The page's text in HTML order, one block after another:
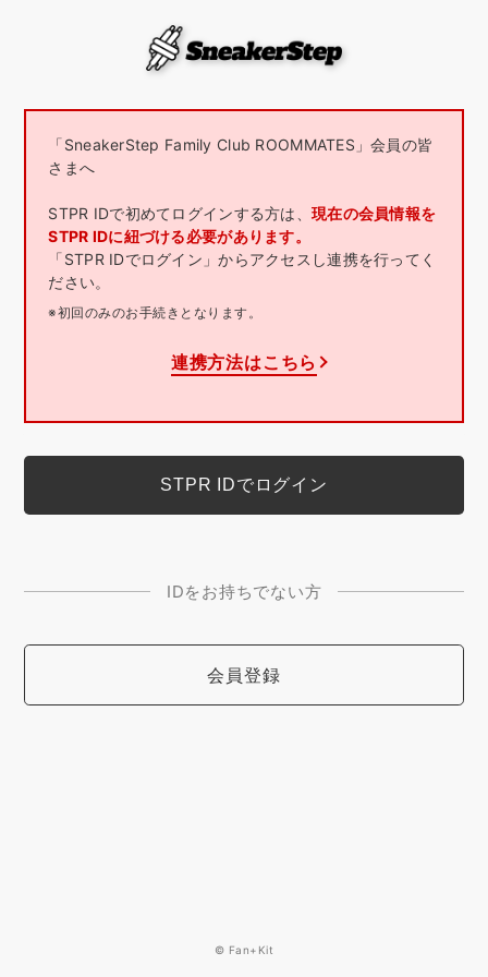
「SneakerStep Family Club ROOMMATES」会員の皆
さまへ
STPR IDで初めてログインする方は、 現在の会員情報を
STPR IDに紐づける必要があります。
「STPR IDでログイン」からアクセスし連携を行ってく
ださい。
※初回のみのお手続きとなります。
連携方法はこちら
IDをお持ちでない方
会員登録
© Fan+Kit